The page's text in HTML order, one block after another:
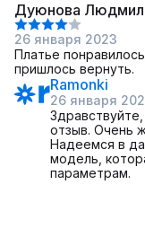
Дуюнова
26 января 2023
Платье
пришлось вернуть.
Ramonki
26 января
отзыв. Очень
Надеемся в
модель,
параметрам.